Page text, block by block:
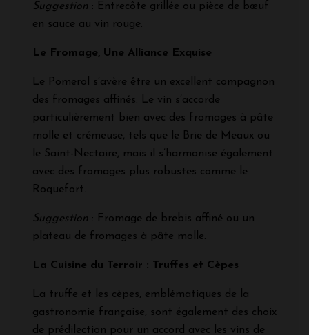
Suggestion : Entrecôte grillée ou pièce de bœuf
en sauce au vin rouge.
Le Fromage, Une Alliance Exquise
Le Pomerol s’avère être un excellent compagnon
des fromages affinés. Le vin s’accorde
particulièrement bien avec des fromages à pâte
molle et crémeuse, tels que le Brie de Meaux ou
le Saint-Nectaire, mais il s’harmonise également
avec des fromages plus robustes comme le
Roquefort.
Suggestion : Fromage de brebis affiné ou un
plateau de fromages à pâte molle.
La Cuisine du Terroir : Truffes et Cèpes
La truffe et les cèpes, emblématiques de la
gastronomie française, sont également des choix
de prédilection pour un accord avec les vins de